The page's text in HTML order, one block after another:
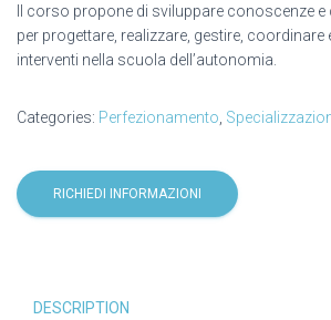
Il corso propone di sviluppare conoscenze
per progettare, realizzare, gestire, coordinare
interventi nella scuola dell’autonomia.
Categories: Perfezionamento
RICHIEDI INFORMAZIONI
DESCRIPTION